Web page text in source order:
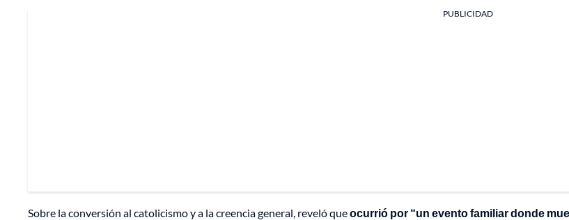
PUBLICIDAD
Sobre la conversión al catolicismo y a la creencia general, reveló queocurrió por “un evento familiar donde